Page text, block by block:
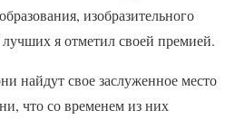
изобразительного
я отметил своей премией.
найдут свое заслуженное место
что со временем из них